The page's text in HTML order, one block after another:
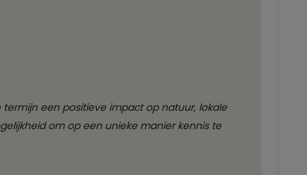
een positieve impact op natuur, lokale
om op een unieke manier kennis te